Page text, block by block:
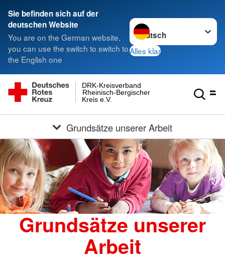
Sie befinden sich auf der
deutschen Website
You are on the German website,
you can use the switch to switch to
the English one
Sprache wechseln zu
Alles klar
Kreis e.V.
Rheinisch-Bergischer
DRK-Kreisverband
Grundsätze unserer Arbeit
Grundsätze unserer
Arbeit